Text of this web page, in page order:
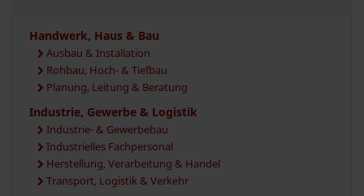
Handwerk, Haus & Bau
Ausbau & Installation
Rohbau, Hoch- & Tiefbau
Planung, Leitung & Beratung
Industrie, Gewerbe & Logistik
Industrie- & Gewerbebau
Industrielles Fachpersonal
Herstellung, Verarbeitung & Handel
Transport, Logistik & Verkehr